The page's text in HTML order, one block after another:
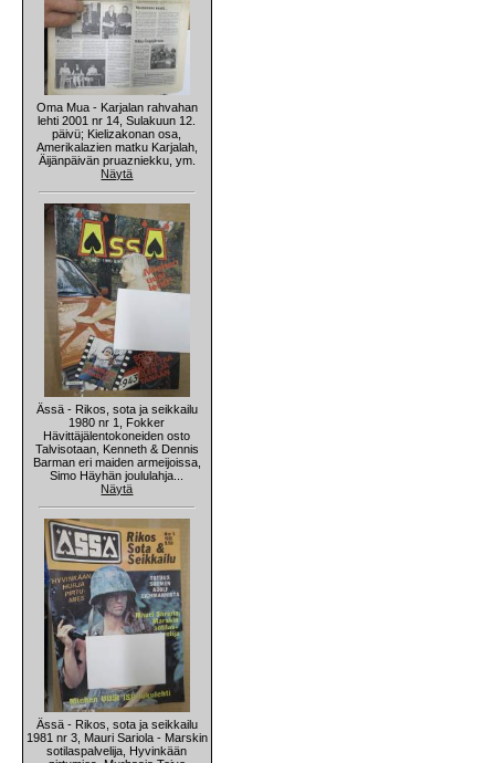
Oma Mua - Karjalan rahvahan
lehti 2001 nr 14, Sulakuun 12.
päivü; Kielizakonan osa,
Amerikalazien matku Karjalah,
Äijänpäivän pruazniekku, ym.
Näytä
Ässä - Rikos, sota ja seikkailu
1980 nr 1, Fokker
Hävittäjälentokoneiden osto
Talvisotaan, Kenneth & Dennis
Barman eri maiden armeijoissa,
Simo Häyhän joululahja...
Näytä
Ässä - Rikos, sota ja seikkailu
1981 nr 3, Mauri Sariola - Marskin
sotilaspalvelija, Hyvinkään